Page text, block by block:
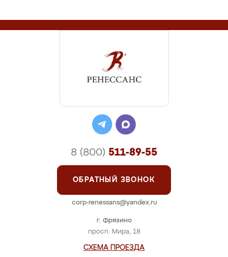
г. Фрязино
просп. Мира, 18
СХЕМА ПРОЕЗДА
8 (800) 511-89-55
ОБРАТНЫЙ ЗВОНОК
corp-renessans@yandex.ru